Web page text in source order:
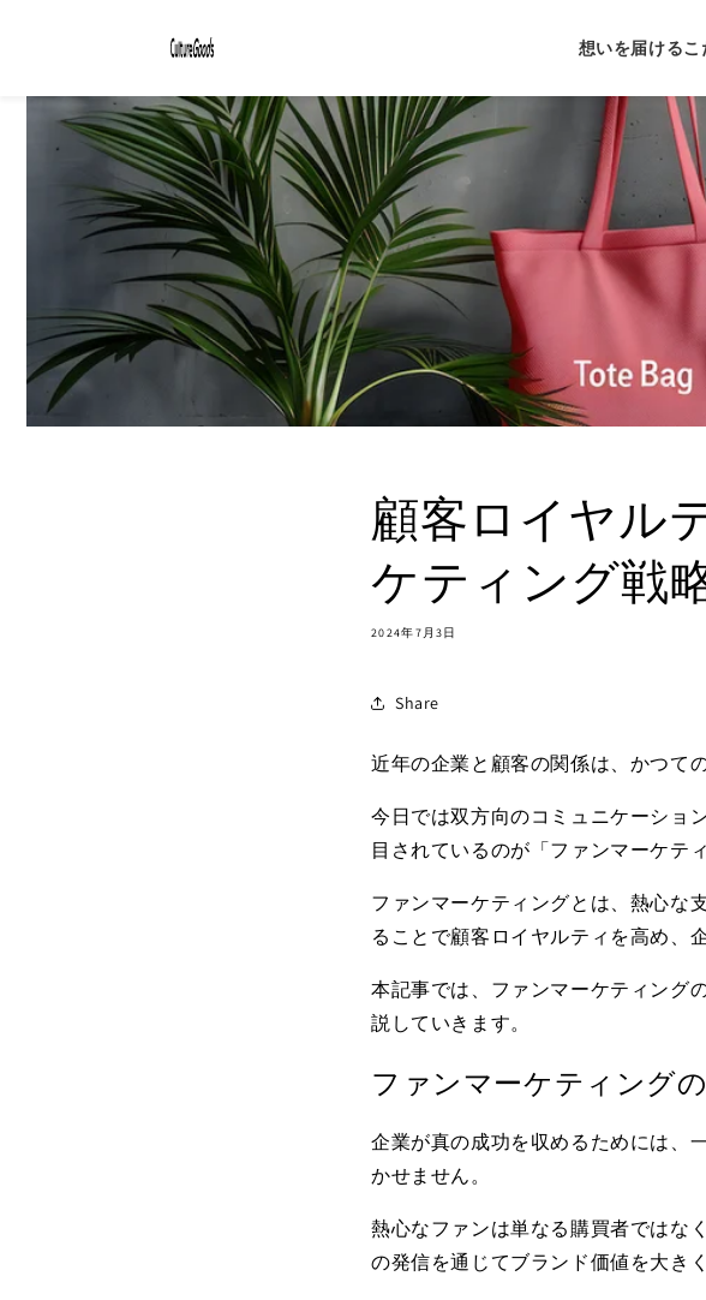
想いを届けるこ
顧客ロイヤル
ケティング戦
2024年7月3日
Share
近年の企業と顧客の関係は、かつて
今日では双方向のコミュニケーショ
目されているのが「ファンマーケテ
ファンマーケティングとは、熱心な
ることで顧客ロイヤルティを高め、
本記事では、ファンマーケティング
説していきます。
ファンマーケティング
企業が真の成功を収めるためには、
かせません。
熱心なファンは単なる購買者ではな
の発信を通じてブランド価値を大き